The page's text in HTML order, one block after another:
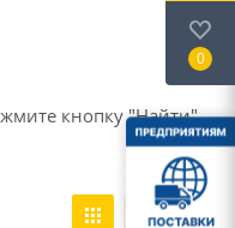
кнопку "Найти".
0